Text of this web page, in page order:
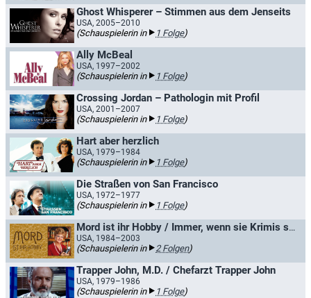
Ghost Whisperer – Stimmen aus dem Jenseits
USA, 2005–2010
(Schauspielerin in 1 Folge)
Ally McBeal
USA, 1997–2002
(Schauspielerin in 1 Folge)
Crossing Jordan – Pathologin mit Profil
USA, 2001–2007
(Schauspielerin in 1 Folge)
Hart aber herzlich
USA, 1979–1984
(Schauspielerin in 1 Folge)
Die Straßen von San Francisco
USA, 1972–1977
(Schauspielerin in 1 Folge)
Mord ist ihr Hobby / Immer, wenn sie Krimis schrieb
USA, 1984–2003
(Schauspielerin in 2 Folgen)
Trapper John, M.D. / Chefarzt Trapper John
USA, 1979–1986
(Schauspielerin in 1 Folge)